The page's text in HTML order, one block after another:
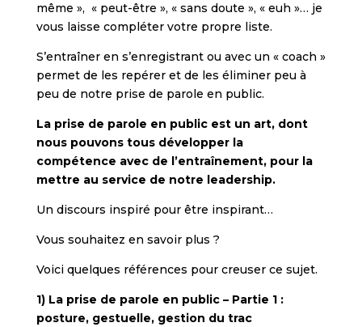
même », « peut-être », « sans doute », « euh »… je
vous laisse compléter votre propre liste.
S’entraîner en s’enregistrant ou avec un « coach »
permet de les repérer et de les éliminer peu à
peu de notre prise de parole en public.
La prise de parole en public est un art, dont
nous pouvons tous développer la
compétence avec de l’entraînement, pour la
mettre au service de notre leadership.
Un discours inspiré pour être inspirant…
Vous souhaitez en savoir plus ?
Voici quelques références pour creuser ce sujet.
1) La prise de parole en public – Partie 1 :
posture, gestuelle, gestion du trac